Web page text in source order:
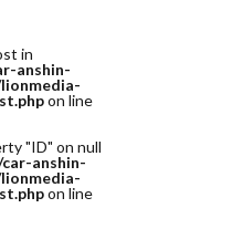
in
anshin-
on line
"ID" on null
anshin-
on line